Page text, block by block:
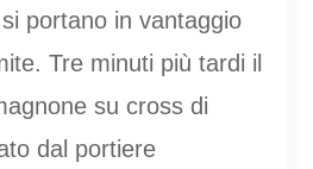
portano in vantaggio
Tre minuti più tardi il
su cross di
dal portiere